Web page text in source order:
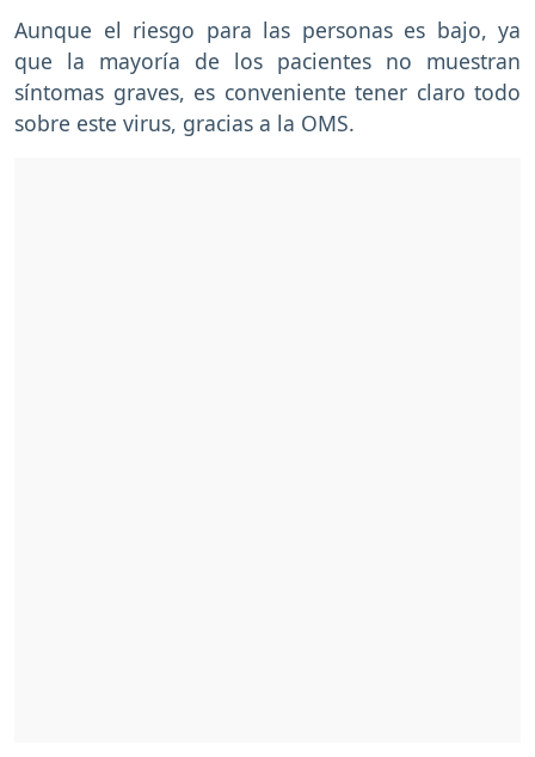
Aunque el riesgo para las personas es bajo, ya
que la mayoría de los pacientes no muestran
síntomas graves, es conveniente tener claro todo
sobre este virus, gracias a la OMS.